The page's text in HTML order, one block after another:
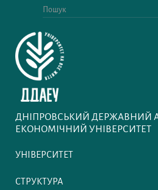
ДНІПРОВСЬКИЙ ДЕРЖАВНИЙ
ЕКОНОМІЧНИЙ УНІВЕРСИТЕТ
УНІВЕРСИТЕТ
СТРУКТУРА